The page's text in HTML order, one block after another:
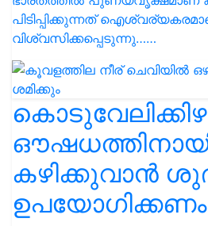
പിടിപ്പിക്കുന്നത്
വിശ്വസിക്കപ്പെടുന്നു……
കഴിക്കുവാൻ
ഉപയോഗിക്കണം